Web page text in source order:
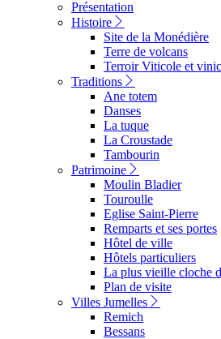
Présentation
Histoire
Site de la Monédière
Terre de volcans
Terroir Viticole et
Traditions
Ane totem
Danses
La tuque
La Croustade
Tambourin
Patrimoine
Moulin Bladier
Touroulle
Eglise Saint-Pierre
Remparts et ses portes
Hôtel de ville
Hôtels particuliers
La plus vieille cloche
Plan de visite
Villes Jumelles
Remich
Bessans